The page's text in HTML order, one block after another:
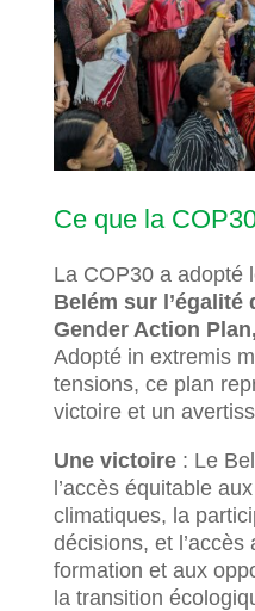
Ce que la
La COP30 a adopté
Belém sur l’égalité
Gender Action
Adopté in extremis
tensions, ce plan
victoire et un
Une victoire: Le
l’accès équitable
climatiques, la
décisions, et
formation et aux
la transition